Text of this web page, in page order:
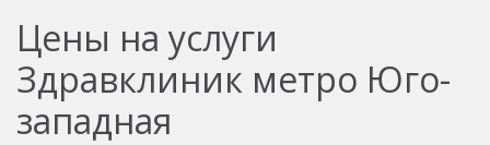
Цены на услуги
Здравклиник метро Юго-
западная